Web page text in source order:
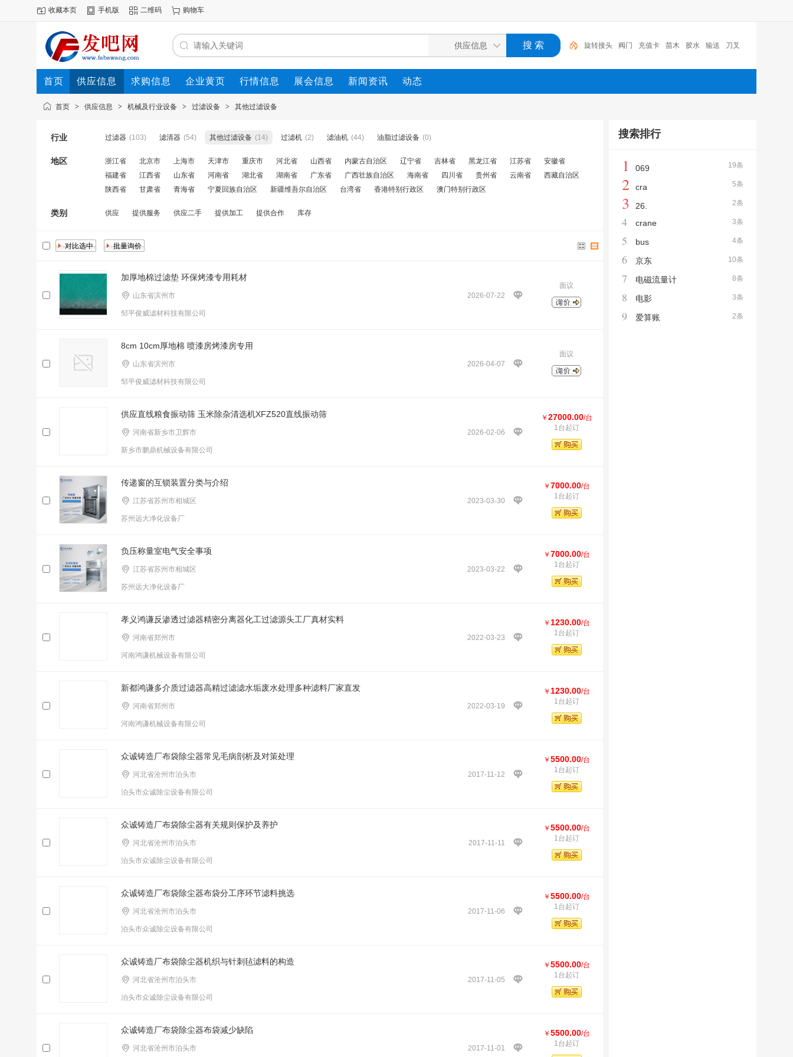
收藏本页 手机版 二维码 购物车
阀门 充值卡 苗木 胶水 输送 刀叉 胶带 隐形
防护网 润滑油 旋转接头
首页 供应信息 求购信息 企业黄页 行情信息 展会信息 新闻资讯 动态
首页 > 供应信息 > 机械及行业设备 > 过滤设备 > 其他过滤设备
行业 过滤器 (103) 滤清器 (54) 其他过滤设备 (14) 过滤机 (2) 滤油机 (44) 油脂过滤设备 (0)
地区 浙江省 北京市 上海市 天津市 重庆市 河北省 山西省 内蒙古自治区 辽宁省 吉林省 黑龙江省 江苏省
安徽省
福建省
江西省 山东省 河南省 湖北省 湖南省 广东省 广西壮族自治区 海南省 四川省 贵州省 云南省
西藏自治区
陕西省
甘肃省 青海省 宁夏回族自治区 新疆维吾尔自治区 台湾省 香港特别行政区 澳门特别行政区
类别 供应 提供服务 供应二手 提供加工 提供合作 库存
加厚地棉过滤垫 环保烤漆专用耗材
2026-07-22
山东省滨州市
邹平俊威滤材科技有限公司
面议
8cm 10cm厚地棉 喷漆房烤漆房专用
2026-04-07
山东省滨州市
邹平俊威滤材科技有限公司
面议
供应直线粮食振动筛 玉米除杂清选机XFZ520直线振动筛
2026-02-06
河南省新乡市卫辉市
新乡市鹏鼎机械设备有限公司
￥ 27000.00/台
1台起订
传递窗的互锁装置分类与介绍
2023-03-30
江苏省苏州市相城区
苏州远大净化设备厂
￥ 7000.00/台
1台起订
负压称量室电气安全事项
2023-03-22
江苏省苏州市相城区
苏州远大净化设备厂
￥ 7000.00/台
1台起订
孝义鸿谦反渗透过滤器精密分离器化工过滤源头工厂真材实料
2022-03-23
河南省郑州市
河南鸿谦机械设备有限公司
￥ 1230.00/台
1台起订
新都鸿谦多介质过滤器高精过滤滤水垢废水处理多种滤料厂家直发
2022-03-19
河南省郑州市
河南鸿谦机械设备有限公司
￥ 1230.00/台
1台起订
众诚铸造厂布袋除尘器常见毛病剖析及对策处理
2017-11-12
河北省沧州市泊头市
泊头市众诚除尘设备有限公司
￥ 5500.00/台
1台起订
众诚铸造厂布袋除尘器有关规则保护及养护
2017-11-11
河北省沧州市泊头市
泊头市众诚除尘设备有限公司
￥ 5500.00/台
1台起订
众诚铸造厂布袋除尘器布袋分工序环节滤料挑选
2017-11-06
河北省沧州市泊头市
泊头市众诚除尘设备有限公司
￥ 5500.00/台
1台起订
众诚铸造厂布袋除尘器机织与针刺毡滤料的构造
2017-11-05
河北省沧州市泊头市
泊头市众诚除尘设备有限公司
￥ 5500.00/台
1台起订
众诚铸造厂布袋除尘器布袋减少缺陷
2017-11-01
河北省沧州市泊头市
￥ 5500.00/台
1台起订
搜索排行
19条
1 069
5条
2 cra
2条
3 26.
3条
4 crane
4条
5 bus
10条
6 京东
8条
7 电磁流量计
3条
8 电影
2条
9 爱算账